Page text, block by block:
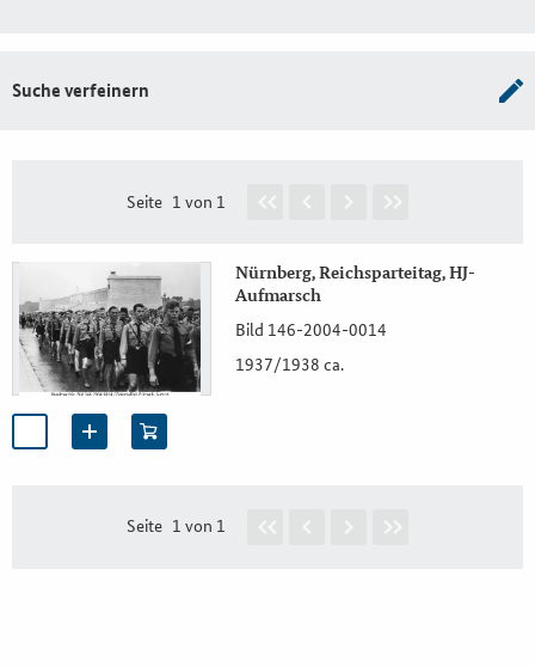
Suche verfeinern
Seite 1 von 1
Nürnberg, Reichsparteitag, HJ-
Aufmarsch
Bild 146-2004-0014
1937/1938 ca.
Seite 1 von 1